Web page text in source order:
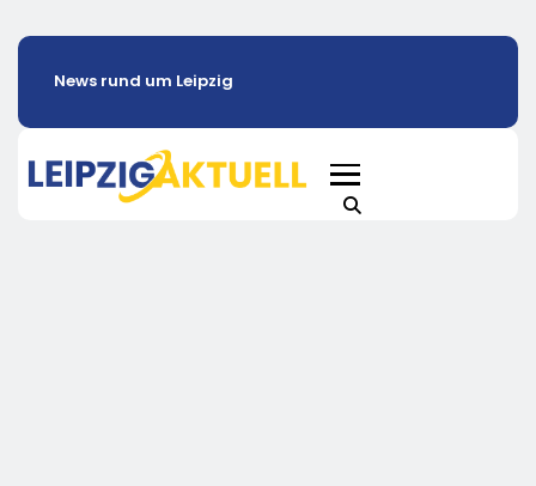
News rund um Leipzig